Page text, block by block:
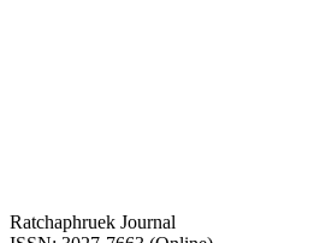
Ratchaphruek Journal